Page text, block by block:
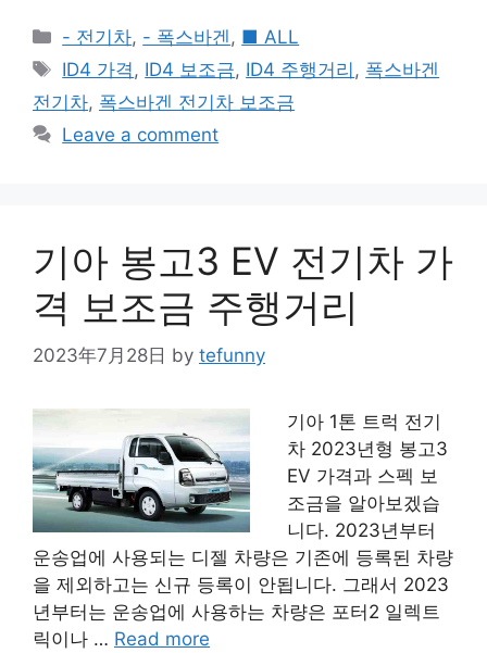
Categories
- 전기차, - 폭스바겐, ■ ALL
Tags
ID4 가격, ID4 보조금, ID4 주행거리 , 폭스바겐
전기차, 폭스바겐 전기차 보조금
Leave a comment
기아 봉고3 EV 전기차 가
격 보조금 주행거리
2023年7月28日 by tefunny
기아 1톤 트럭 전기
차 2023년형 봉고3
EV 가격과 스펙 보
조금을 알아보겠습
니다. 2023년부터
운송업에 사용되는 디젤 차량은 기존에 등록된 차량
을 제외하고는 신규 등록이 안됩니다. 그래서 2023
년부터는 운송업에 사용하는 차량은 포터2 일렉트
릭이나 … Read more